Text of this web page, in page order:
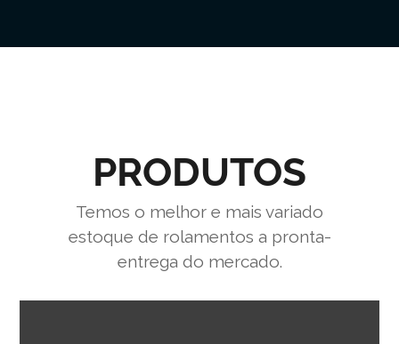
PRODUTOS
Temos o melhor e mais variado
estoque de rolamentos a pronta-
entrega do mercado.